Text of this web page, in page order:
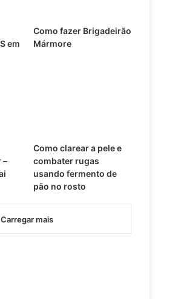
em
Como fazer Brigadeirão
Mármore
–
Como clarear a pele e
combater rugas
usando fermento de
pão no rosto
Carregar mais